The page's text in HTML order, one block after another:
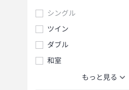
シングル
ツイン
ダブル
和室
もっと見る